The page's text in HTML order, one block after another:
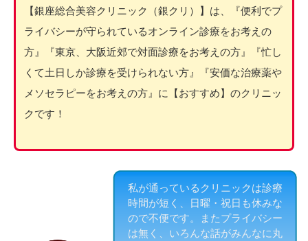
【銀座総合美容クリニック（銀クリ）】は、『便利でプ
ライバシーが守られているオンライン診療をお考えの
方』『東京、大阪近郊で対面診療をお考えの方』『忙し
くて土日しか診療を受けられない方』『安価な治療薬や
メソセラピーをお考えの方』に【おすすめ】のクリニッ
クです！
私が通っているクリニックは診療
時間が短く、日曜・祝日も休みな
ので不便です。またプライバシー
は無く、いろんな話がみんなに丸